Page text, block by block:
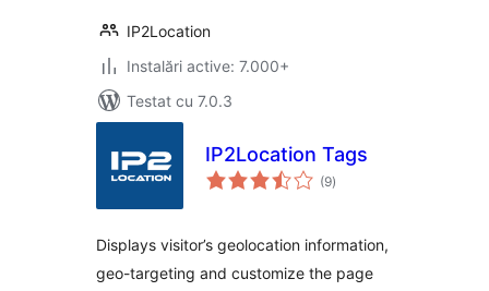
IP2Location
Instalări active: 7.000+
Testat cu 7.0.3
IP2Location Tags
(9total
aprecieri
)
Displays visitor’s geolocation information,
geo-targeting and customize the page